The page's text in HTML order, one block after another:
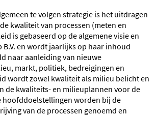
te volgen strategie is het uitdragen
kwaliteit van processen (meten en
is gebaseerd op de algemene visie en
B.V. en wordt jaarlijks op haar inhoud
naar aanleiding van nieuwe
markt, politiek, bedreigingen en
wordt zowel kwaliteit als milieu belicht en
de kwaliteits- en milieuplannen voor de
hoofddoelstellingen worden bij de
van de processen genoemd en